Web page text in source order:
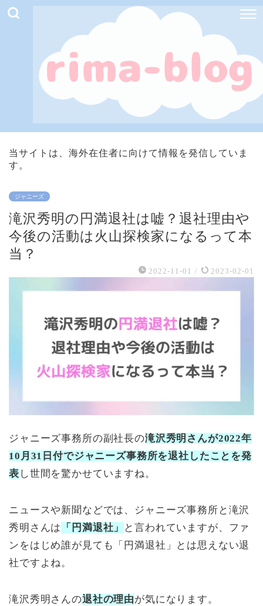
当サイトは、海外在住者に向けて情報を発信していま
す。
ジャニーズ
滝沢秀明の円満退社は嘘？退社理由や
今後の活動は火山探検家になるって本
当？
2022-11-01 / 2023-02-01
ジャニーズ事務所の副社長の滝沢秀明さんが2022年
10月31日付でジャニーズ事務所を退社したことを発
表 し世間を驚かせていますね。
ニュースや新聞などでは、ジャニーズ事務所と滝沢
秀明さんは
「円満退社」
と言われていますが、ファ
ンをはじめ誰が見ても「円満退社」とは思えない退
社ですよね。
滝沢秀明さんの退社の理由が気になります。